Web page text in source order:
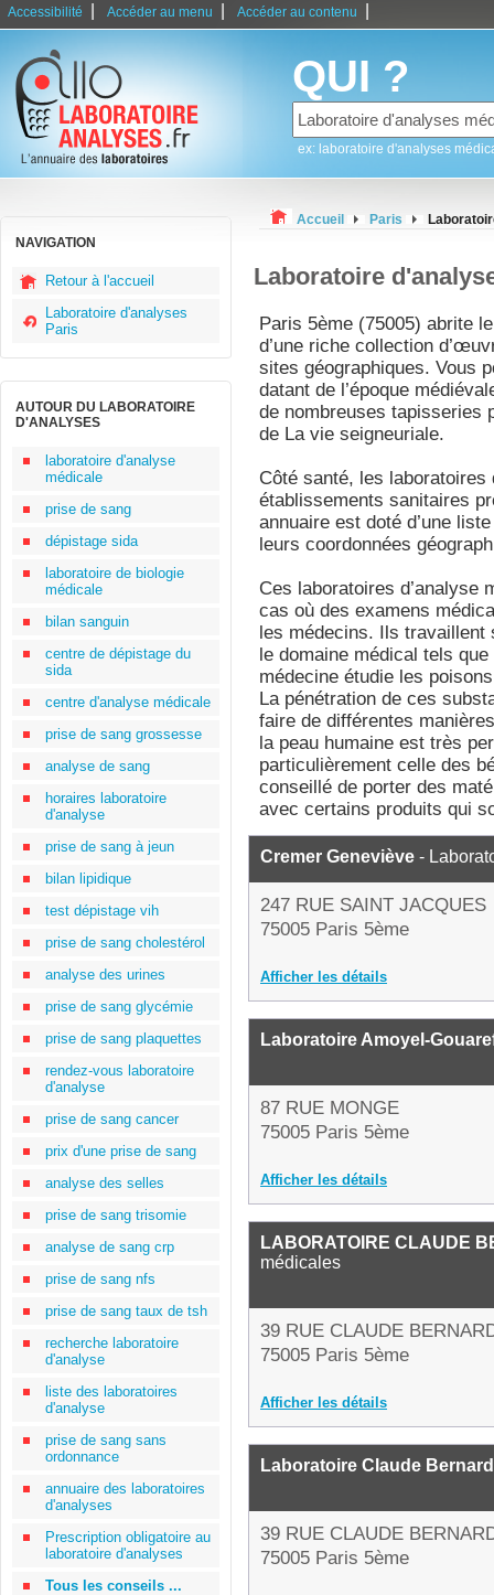
Accessibilité Accéder au menu Accéder au contenu
QUI ?
ex: laboratoire d'analyses
NAVIGATION
Retour à l'accueil
Laboratoire d'analyses
Paris
AUTOUR DU LABORATOIRE
D'ANALYSES
laboratoire d'analyse
médicale
prise de sang
dépistage sida
laboratoire de biologie
médicale
bilan sanguin
centre de dépistage du
sida
centre d'analyse médicale
prise de sang grossesse
analyse de sang
horaires laboratoire
d'analyse
prise de sang à jeun
bilan lipidique
test dépistage vih
prise de sang cholestérol
analyse des urines
prise de sang glycémie
prise de sang plaquettes
rendez-vous laboratoire
d'analyse
prise de sang cancer
prix d'une prise de sang
analyse des selles
prise de sang trisomie
analyse de sang crp
prise de sang nfs
prise de sang taux de tsh
recherche laboratoire
d'analyse
liste des laboratoires
d'analyse
prise de sang sans
ordonnance
annuaire des laboratoires
d'analyses
Prescription obligatoire au
laboratoire d'analyses
Tous les conseils ...
Accueil Paris
Laboratoire
Paris 5ème (75005) abrite
d’une riche collection
sites géographiques. Vous
datant de l’époque
de nombreuses tapisseries
de La vie seigneuriale.
Côté santé, les laboratoires
établissements sanitaires
annuaire est doté d’une
leurs coordonnées
Ces laboratoires d’analyse
cas où des examens
les médecins. Ils travaillent
le domaine médical tels
médecine étudie les
La pénétration de ces
faire de différentes
la peau humaine est très
particulièrement celle des
conseillé de porter des
avec certains produits qui
Cremer Geneviève -
247 RUE SAINT JACQUES
75005 Paris 5ème
Afficher les détails
Laboratoire Amoyel-
87 RUE MONGE
75005 Paris 5ème
Afficher les détails
LABORATOIRE CLAUDE
médicales
39 RUE CLAUDE
75005 Paris 5ème
Afficher les détails
Laboratoire Claude Bernard
39 RUE CLAUDE
75005 Paris 5ème